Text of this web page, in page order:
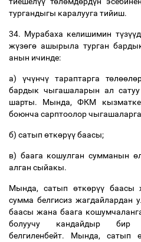
тургандыгы каралууга тийиш.
34. Мурабаха келишимин түзүүд
жүзөгө ашырыла турган
анын ичинде:
а) үчүнчү тараптарга төлөөлө
бардык чыгашаларын ал сатуу
шарты. Мында,ФКМ
боюнча сарптоолорчыгашаларга
б) сатып өткөрүүбаасы;
в) баага кошулган сумманын ө
алган сыйакы.
Мында, сатып өткөрүү баасы
сумма белгисиз жагдайлардан
баасы жана баага
болуучу
кандайдыр бир
белгиленбейт. Мында, сатып